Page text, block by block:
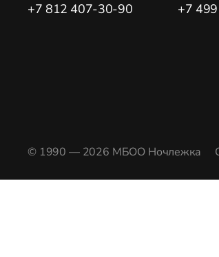
+7 812 407-30-90
+7
© 1990 — 2026 МБОО Ночлежка